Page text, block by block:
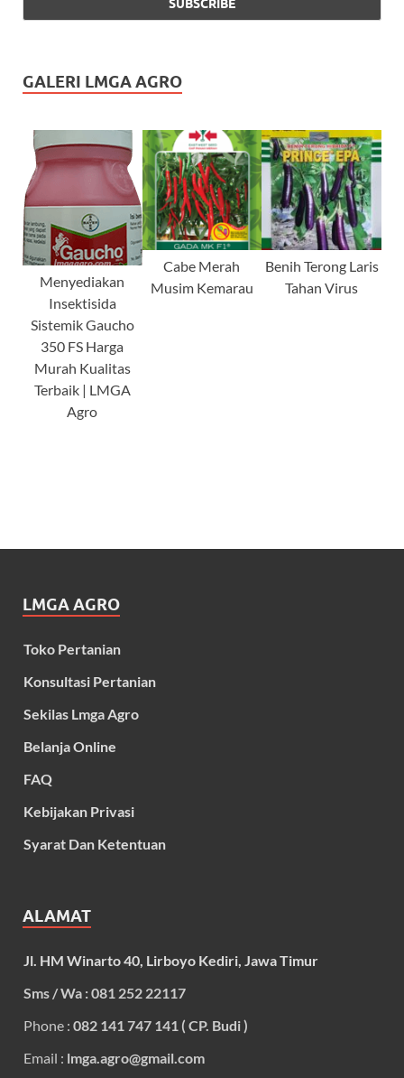
GALERI LMGA AGRO
Menyediakan
Insektisida
Sistemik Gaucho
350 FS Harga
Murah Kualitas
Terbaik | LMGA
Agro
Cabe Merah
Musim Kemarau
Benih Terong Laris
Tahan Virus
LMGA AGRO
Toko Pertanian
Konsultasi Pertanian
Sekilas Lmga Agro
Belanja Online
FAQ
Kebijakan Privasi
Syarat Dan Ketentuan
ALAMAT
Jl. HM Winarto 40, Lirboyo Kediri, Jawa Timur
Sms / Wa : 081 252 22117
Phone : 082 141 747 141 ( CP. Budi )
Email : lmga.agro@gmail.com